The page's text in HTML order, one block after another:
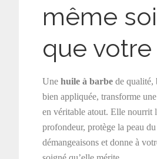
même
que
Unehuile à barbe de qualité,
bien appliquée, transforme
en véritable atout. Elle nourrit
profondeur, protège la peau
démangeaisons et donne à